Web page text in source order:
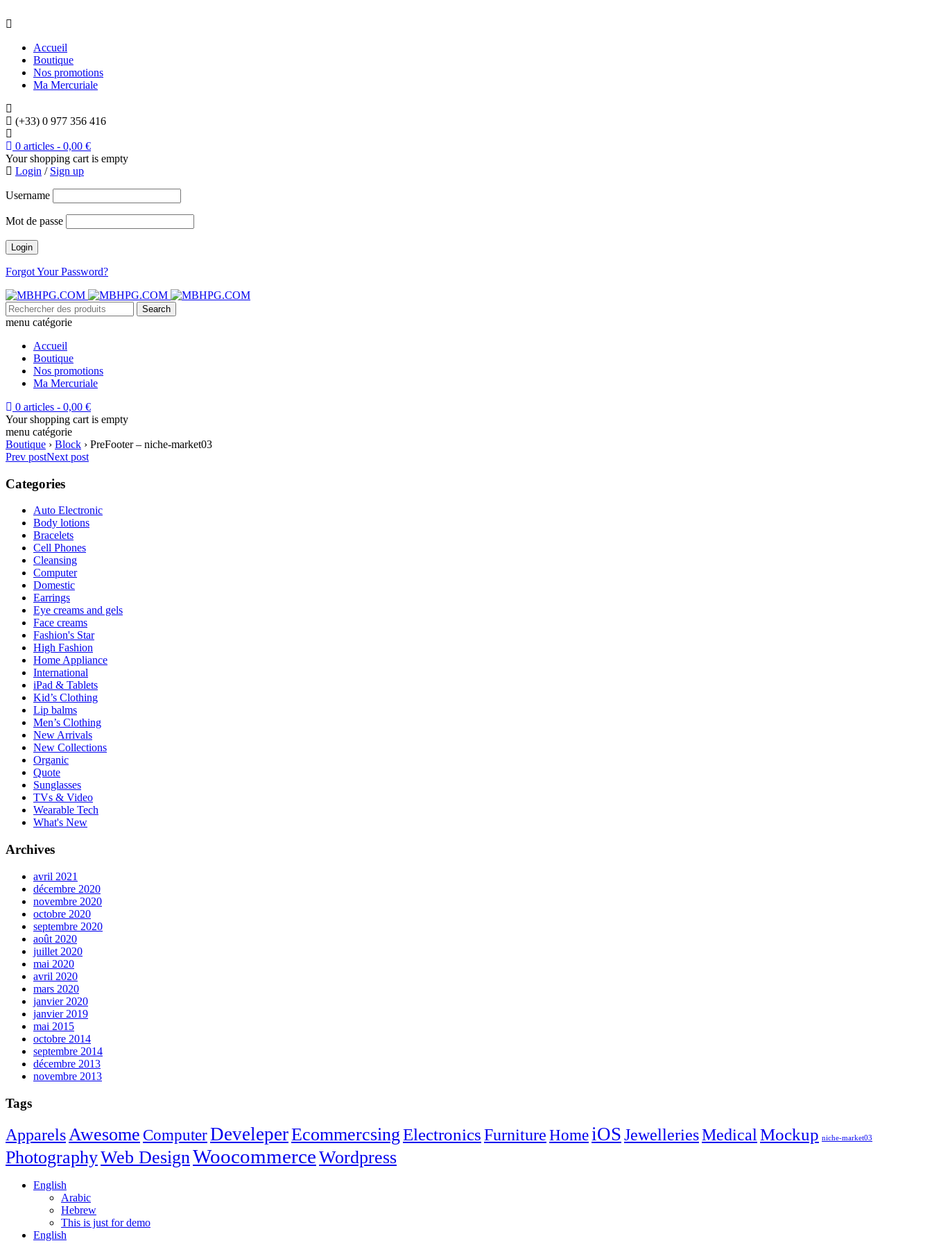
Accueil
Boutique
Nos promotions
Ma Mercuriale
(+33) 0 977 356 416
0 articles - 0,00 €
Your shopping cart is empty
Login / Sign up
Username
Mot de passe
Forgot Your Password?
menu catégorie
Accueil
Boutique
Nos promotions
Ma Mercuriale
0 articles - 0,00 €
Your shopping cart is empty
menu catégorie
Boutique › Block › PreFooter – niche-market03
Prev postNext post
Categories
Auto Electronic
Body lotions
Bracelets
Cell Phones
Cleansing
Computer
Domestic
Earrings
Eye creams and gels
Face creams
Fashion's Star
High Fashion
Home Appliance
International
iPad & Tablets
Kid’s Clothing
Lip balms
Men’s Clothing
New Arrivals
New Collections
Organic
Quote
Sunglasses
TVs & Video
Wearable Tech
What's New
Archives
avril 2021
décembre 2020
novembre 2020
octobre 2020
septembre 2020
août 2020
juillet 2020
mai 2020
avril 2020
mars 2020
janvier 2020
janvier 2019
mai 2015
octobre 2014
septembre 2014
décembre 2013
novembre 2013
Tags
ApparelsAwesome ComputerDeveleperEcommercsingElectronicsFurnitureHomeiOSJewelleriesMedicalMockup niche-market03
PhotographyWeb DesignWoocommerceWordpress
English
Arabic
Hebrew
This is just for demo
English